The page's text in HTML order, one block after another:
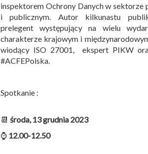
inspektorem Ochrony Danych w sektorze
i publicznym. Autor kilkunastu
prelegent występujący na wielu
charakterze krajowym i
wiodący ISO 27001, ekspert PIKW
#ACFEPolska.
Spotkanie :
📆 środa, 13 grudnia 2023
⌚ 12.00-12.50